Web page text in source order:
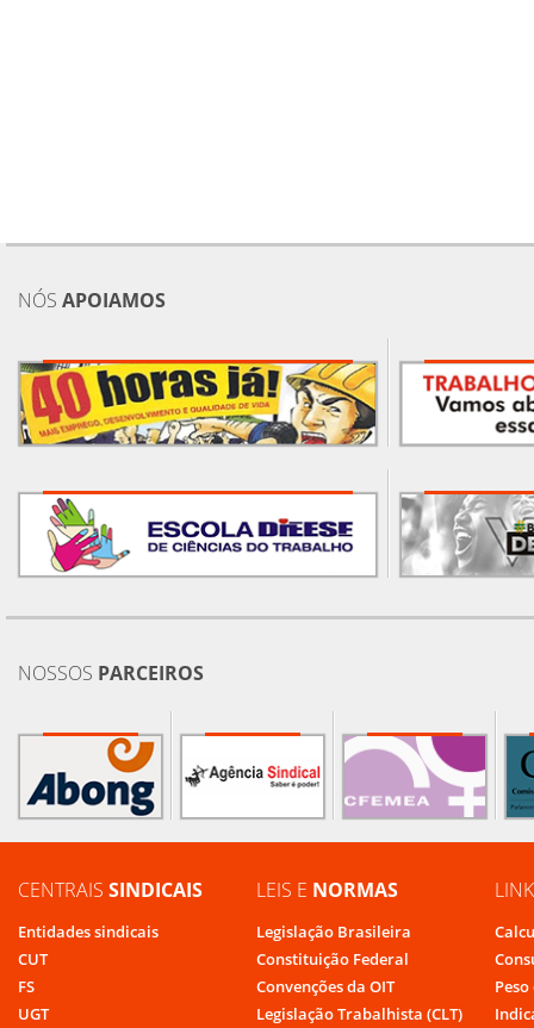
NÓS APOIAMOS
NOSSOS PARCEIROS
CENTRAIS SINDICAIS
Entidades sindicais
CUT
FS
UGT
LEIS E NORMAS
Legislação Brasileira
Constituição Federal
Convenções da OIT
Legislação Trabalhista (CLT)